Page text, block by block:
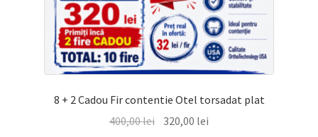
8 + 2 Cadou Fir contentie Otel torsadat plat
400,00lei Prețul
320,00 lei